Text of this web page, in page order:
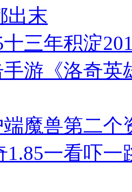
出末
三年积淀
手游《洛奇英
端魔兽第二
1.85一看吓